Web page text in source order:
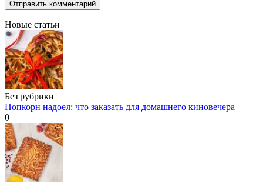
Новые статьи
Без рубрики
Попкорн надоел: что заказать для домашнего киновечера
0